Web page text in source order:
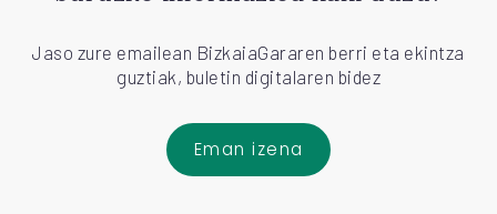
Jaso zure emailean BizkaiaGararen berri eta ekintza
guztiak, buletin digitalaren bidez
Eman izena